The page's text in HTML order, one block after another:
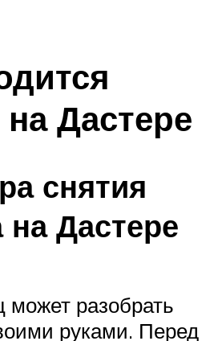
на Дастере
снятия
на Дастере
может разобрать
руками. Перед